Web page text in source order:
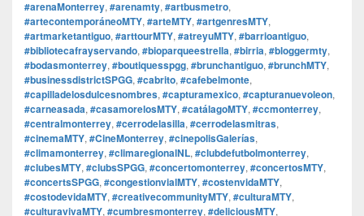
#arenaMonterrey, #arenamty, #artbusmetro,
#artecontemporáneoMTY, #arteMTY, #artgenresMTY,
#artmarketantiguo, #arttourMTY, #atreyuMTY, #barrioantiguo,
#bibliotecafrayservando, #bioparqueestrella, #birria, #bloggermty,
#bodasmonterrey, #boutiquesspgg, #brunchantiguo, #brunchMTY,
#businessdistrictSPGG, #cabrito, #cafebelmonte,
#capilladelosdulcesnombres, #capturamexico, #capturanuevoleon,
#carneasada, #casamorelosMTY, #catálagoMTY, #ccmonterrey,
#centralmonterrey, #cerrodelasilla, #cerrodelasmitras,
#cinemaMTY, #CineMonterrey, #cinepolisGalerías,
#climamonterrey, #climaregionalNL, #clubdefutbolmonterrey,
#clubesMTY, #clubsSPGG, #concertomonterrey, #concertosMTY,
#concertsSPGG, #congestionvialMTY, #costenvidaMTY,
#costodevidaMTY, #creativecommunityMTY, #culturaMTY,
#culturavivaMTY, #cumbresmonterrey, #deliciousMTY,